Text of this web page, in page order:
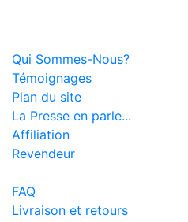
Qui Sommes-Nous?
Témoignages
Plan du site
La Presse en parle...
Affiliation
Revendeur
FAQ
Livraison et retours